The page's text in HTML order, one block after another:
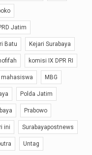
Jatim
Batu Kejari Surabaya
komisi IX DPR RI
mahasiswa MBG
Polda Jatim
Prabowo
ini Surabayapostnews
Untag